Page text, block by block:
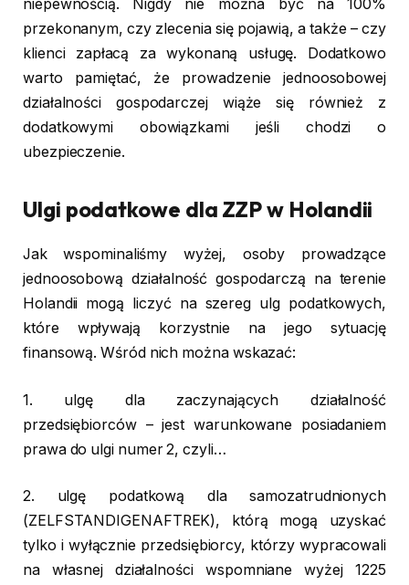
niepewnością. Nigdy nie można być na 100%
przekonanym, czy zlecenia się pojawią, a także – czy
klienci zapłacą za wykonaną usługę. Dodatkowo
warto pamiętać, że prowadzenie jednoosobowej
działalności gospodarczej wiąże się również z
dodatkowymi obowiązkami jeśli chodzi o
ubezpieczenie.
Ulgi podatkowe dla ZZP w Holandii
Jak wspominaliśmy wyżej, osoby prowadzące
jednoosobową działalność gospodarczą na terenie
Holandii mogą liczyć na szereg ulg podatkowych,
które wpływają korzystnie na jego sytuację
finansową. Wśród nich można wskazać:
1. ulgę dla zaczynających działalność
przedsiębiorców – jest warunkowane posiadaniem
prawa do ulgi numer 2, czyli…
2. ulgę podatkową dla samozatrudnionych
(ZELFSTANDIGENAFTREK), którą mogą uzyskać
tylko i wyłącznie przedsiębiorcy, którzy wypracowali
na własnej działalności wspomniane wyżej 1225